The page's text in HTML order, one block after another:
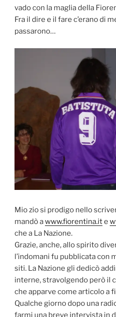
vado con la maglia della
Fra il dire e il fare c’erano di
passarono…
Mio zio si prodigo nello
mandò awww.fiorentina.ite
che a La Nazione.
Grazie, anche, allo spirito
l’indomani fu pubblicata con
siti. La Nazione gli dedicò
interne, stravolgendo però il
che apparve come articolo a
Qualche giorno dopo una
farmi una breve intervista in